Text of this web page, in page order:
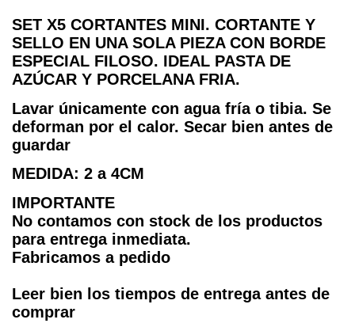
SET X5 CORTANTES MINI. CORTANTE Y
SELLO EN UNA SOLA PIEZA CON BORDE
ESPECIAL FILOSO. IDEAL PASTA DE
AZÚCAR Y PORCELANA FRIA.
Lavar únicamente con agua fría o tibia. Se
deforman por el calor. Secar bien antes de
guardar
MEDIDA: 2 a 4CM
IMPORTANTE
No contamos con stock de los productos
para entrega inmediata.
Fabricamos a pedido
Leer bien los tiempos de entrega antes de
comprar